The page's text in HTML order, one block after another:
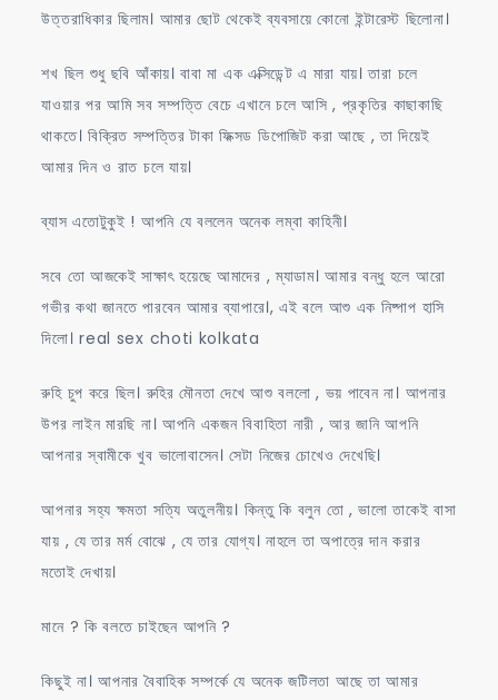
উত্তরাধিকার ছিলাম। আমার ছোট থেকেই ব্যবসায়ে কোনো ইন্টারেস্ট ছিলোনা।
শখ ছিল শুধু ছবি আঁকায়। বাবা মা এক এক্সিডেন্ট এ মারা যায়। তারা চলে
যাওয়ার পর আমি সব সম্পত্তি বেচে এখানে চলে আসি , প্রকৃতির কাছাকাছি
থাকতে। বিক্রিত সম্পত্তির টাকা ফিক্সড ডিপোজিট করা আছে , তা দিয়েই
আমার দিন ও রাত চলে যায়।
ব্যাস এতোটুকুই ! আপনি যে বললেন অনেক লম্বা কাহিনী।
সবে তো আজকেই সাক্ষাৎ হয়েছে আমাদের , ম্যাডাম। আমার বন্ধু হলে আরো
গভীর কথা জানতে পারবেন আমার ব্যাপারে।, এই বলে আশু এক নিষ্পাপ হাসি
দিলো। real sex choti kolkata
রুহি চুপ করে ছিল। রুহির মৌনতা দেখে আশু বললো , ভয় পাবেন না। আপনার
উপর লাইন মারছি না। আপনি একজন বিবাহিতা নারী , আর জানি আপনি
আপনার স্বামীকে খুব ভালোবাসেন। সেটা নিজের চোখেও দেখেছি।
আপনার সহ্য ক্ষমতা সত্যি অতুলনীয়। কিন্তু কি বলুন তো , ভালো তাকেই বাসা
যায় , যে তার মর্ম বোঝে , যে তার যোগ্য। নাহলে তা অপাত্রে দান করার
মতোই দেখায়।
মানে ? কি বলতে চাইছেন আপনি ?
কিছুই না। আপনার বৈবাহিক সম্পর্কে যে অনেক জটিলতা আছে তা আমার